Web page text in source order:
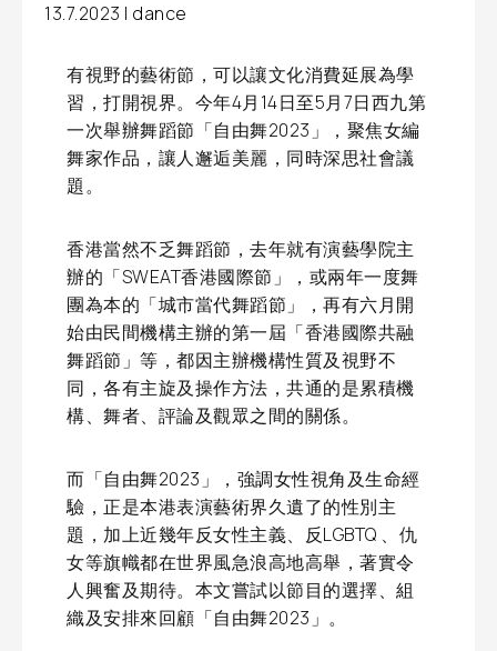
13.7.2023 | dance
有視野的藝術節，可以讓文化消費延展為學
習，打開視界。今年4月14日至5月7日西九第
一次舉辦舞蹈節「自由舞2023」，聚焦女編
舞家作品，讓人邂逅美麗，同時深思社會議
題。
香港當然不乏舞蹈節，去年就有演藝學院主
辦的「SWEAT香港國際節」，或兩年一度舞
團為本的「城市當代舞蹈節」，再有六月開
始由民間機構主辦的第一屆「香港國際共融
舞蹈節」等，都因主辦機構性質及視野不
同，各有主旋及操作方法，共通的是累積機
構、舞者、評論及觀眾之間的關係。
而「自由舞2023」，強調女性視角及生命經
驗，正是本港表演藝術界久遺了的性別主
題，加上近幾年反女性主義、反LGBTQ 、仇
女等旗幟都在世界風急浪高地高舉，著實令
人興奮及期待。本文嘗試以節目的選擇、組
織及安排來回顧「自由舞2023」。